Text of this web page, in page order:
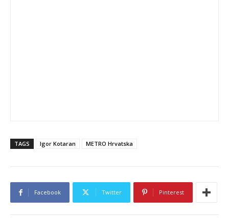
TAGS Igor Kotaran METRO Hrvatska
Facebook Twitter Pinterest